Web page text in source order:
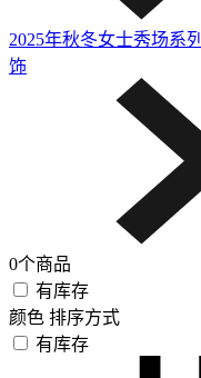
2025年秋冬女士秀场系列
饰
0个商品
有库存
颜色 排序方式
有库存